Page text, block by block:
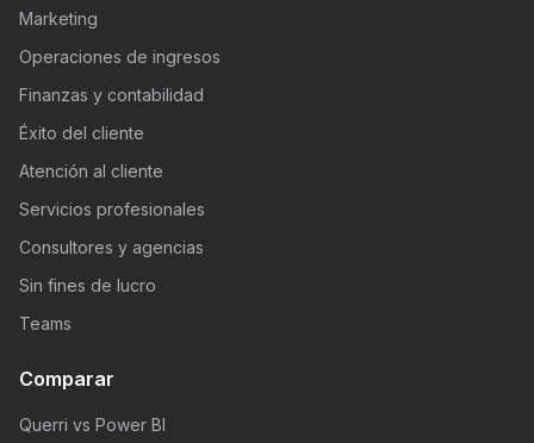
Marketing
Operaciones de ingresos
Finanzas y contabilidad
Éxito del cliente
Atención al cliente
Servicios profesionales
Consultores y agencias
Sin fines de lucro
Teams
Comparar
Querri vs Power BI